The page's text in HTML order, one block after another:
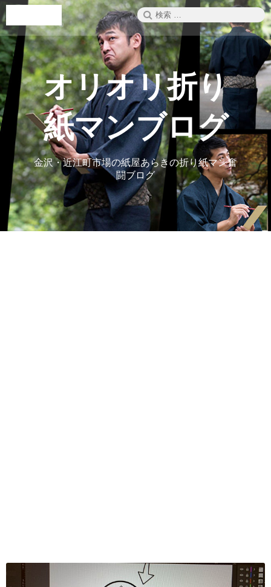
コ
ン
テ
ン
ツ
へ
ス
キ
ッ
プ
検
索:
オリオリ折り
紙マンブログ
金沢・近江町市場の紙屋あらきの折り紙マン奮
闘ブログ